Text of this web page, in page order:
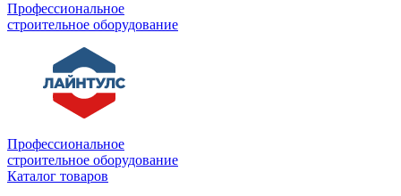
Профессиональное
строительное оборудование
Профессиональное
строительное оборудование
Каталог товаров